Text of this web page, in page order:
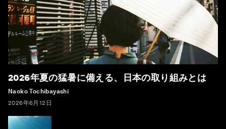
2026年夏の猛暑に備える、日本の取り組みとは
Naoko Tochibayashi
2026年6月12日